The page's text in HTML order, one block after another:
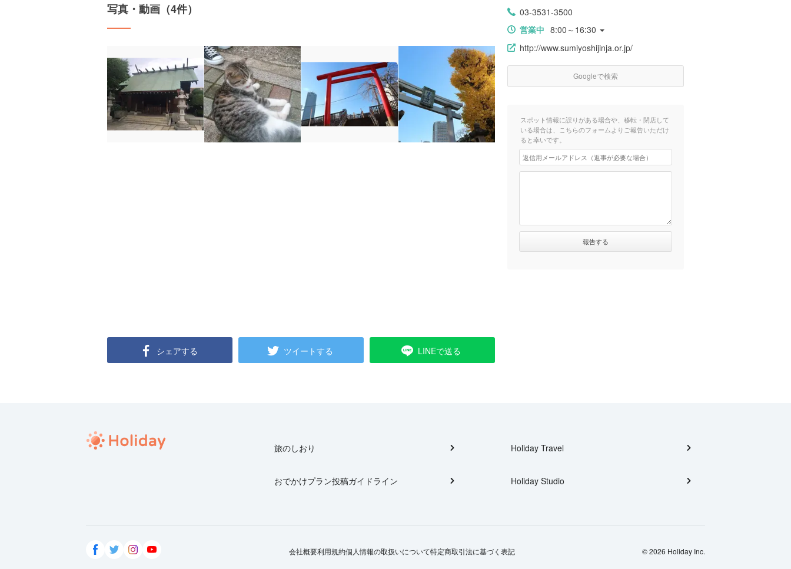
写真・動画（4件）
シェアする ツイートする LINEで送る
03-3531-3500
営業中 8:00～16:30
http://www.sumiyoshijinja.or.jp/
Googleで検索
スポット情報に誤りがある場合や、移転・閉店して
いる場合は、こちらのフォームよりご報告いただけ
ると幸いです。
旅のしおり
おでかけプラン投稿ガイドライン
Holiday Travel
Holiday Studio
会社概要利用規約個人情報の取扱いについて特定商取引法に基づく表記 © 2026 Holiday Inc.